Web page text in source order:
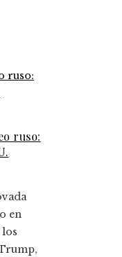
ruso:
en